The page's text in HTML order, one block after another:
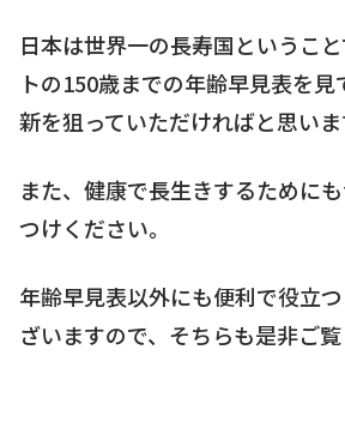
日本は世界一の長寿国というこ
トの150歳までの年齢早見表を
新を狙っていただければと思いま
また、健康で長生きするために
つけください。
年齢早見表以外にも便利で役立
ざいますので、そちらも是非ご覧